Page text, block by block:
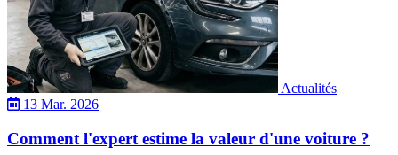
Actualités
13 Mar. 2026
Comment l'expert estime la valeur d'une voiture ?